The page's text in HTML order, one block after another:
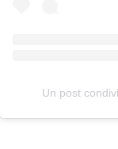
Un post